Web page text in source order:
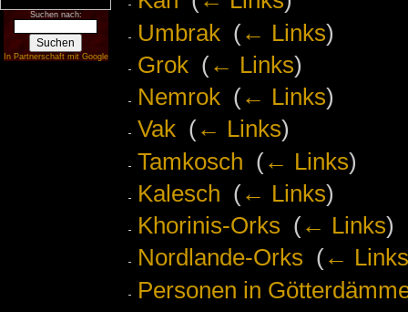
Suchen nach:
In Partnerschaft mit Google
Umbrak‎ (← Links)
Grok‎ (← Links)
Nemrok‎ (← Links)
Vak‎ (← Links)
Tamkosch (← Links)
Kalesch (← Links)
Khorinis-Orks (← Links)
Nordlande-Orks (← Links
Personen in